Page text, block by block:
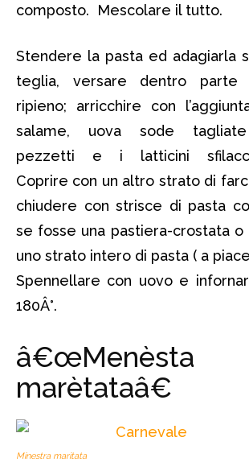
composto. Mescolare il tutto.
Stendere la pasta ed adagiarla
teglia, versare dentro parte
ripieno; arricchire con
salame, uova sode
pezzetti e i latticini
Coprire con un altro strato di
chiudere con strisce di pasta
se fosse una pastiera-crostata o
uno strato intero di pasta ( a
Spennellare con uovo e
180Â°.
â€œMenèsta
marètataâ€
Minestra maritata